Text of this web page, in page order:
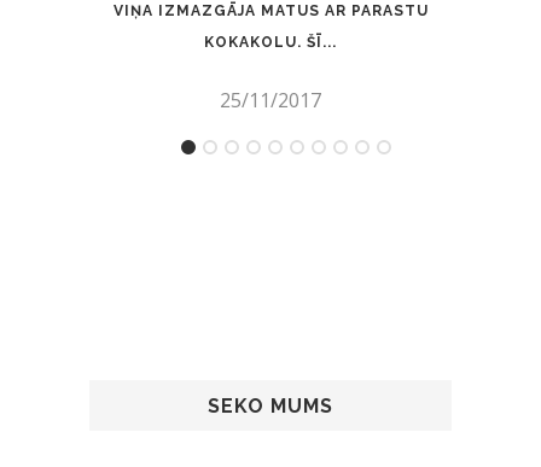
VIŅA IZMAZGĀJA MATUS AR PARASTU
KOKAKOLU. ŠĪ...
25/11/2017
SEKO MUMS